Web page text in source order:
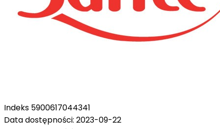
Indeks 5900617044341
Data dostępności: 2023-09-22